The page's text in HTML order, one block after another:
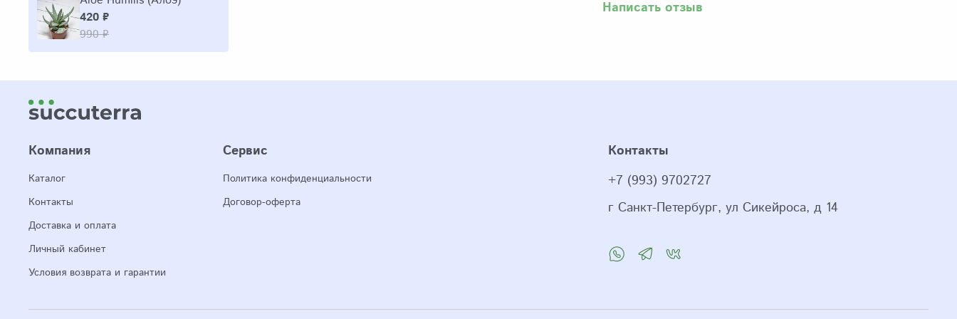
Написать отзыв
420 ₽
990 ₽
Компания
Каталог
Контакты
Доставка и оплата
Личный кабинет
Условия возврата и гарантии
Сервис
Политика конфиденциальности
Договор-оферта
Контакты
+7 (993) 9702727
г Санкт-Петербург, ул Сикейроса, д 14